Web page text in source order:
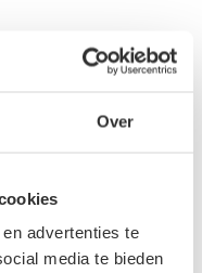
Over
advertenties te
media te bieden
840